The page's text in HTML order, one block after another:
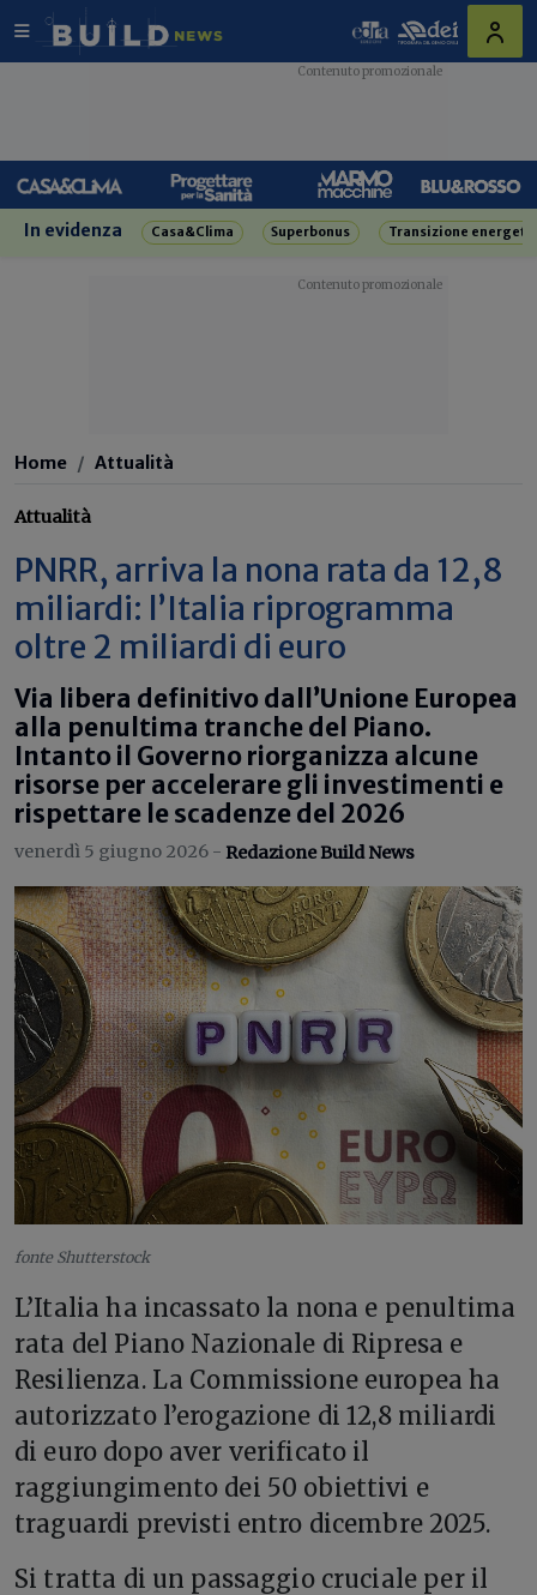
In evidenza Casa&Clima Superbonus Transizione
Home Attualità
Attualità
PNRR, arriva la nona rata da 12,8
miliardi: l’Italia riprogramma
oltre 2 miliardi di euro
Via libera definitivo dall’Unione Europea
alla penultima tranche del Piano.
Intanto il Governo riorganizza alcune
risorse per accelerare gli investimenti e
rispettare le scadenze del 2026
venerdì 5 giugno 2026 - Redazione Build News
fonte Shutterstock
L’Italia ha incassato la nona e penultima
rata del Piano Nazionale di Ripresa e
Resilienza. La Commissione europea ha
autorizzato l’erogazione di 12,8 miliardi
di euro dopo aver verificato il
raggiungimento dei 50 obiettivi e
traguardi previsti entro dicembre 2025.
Si tratta di un passaggio cruciale per il